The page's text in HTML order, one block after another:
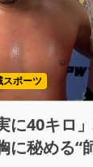
スポーツ
に40キロ
に秘める“